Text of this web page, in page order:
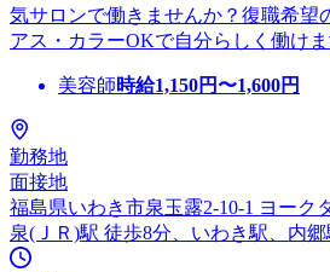
気サロンで働きませんか？復職希
アス・カラーOKで自分らしく働け
美容師時給1,150円〜1,600円
勤務地
面接地
福島県いわき市泉玉露2-10-1 ヨーク
泉(ＪＲ)駅 徒歩8分、いわき駅、内郷